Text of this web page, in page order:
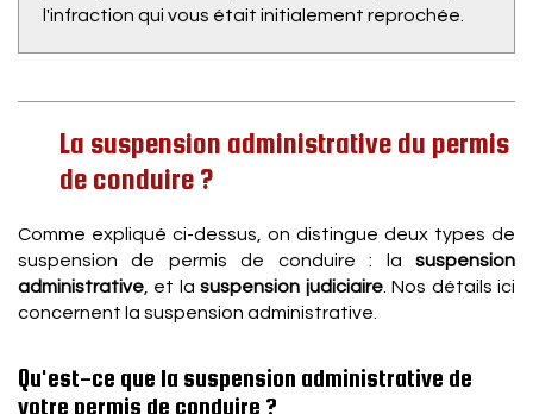
l'infraction qui vous était initialement reprochée.
La suspension administrative du permis
de conduire ?
Comme expliqué ci-dessus, on distingue deux types de
suspension de permis de conduire : la suspension
administrative , et lasuspension judiciaire. Nos détails ici
concernent la suspension administrative.
Qu'est-ce que la suspension administrative de
votre permis de conduire ?